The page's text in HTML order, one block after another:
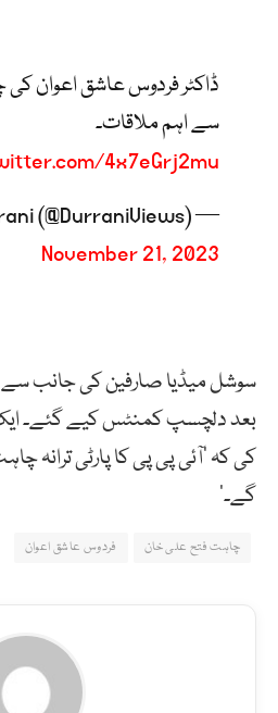
ڈاکٹر فردوس عاشق اعوان
سے اہم ملاقات۔
4x7eGrj2mu
— Salman Durrani (@DurraniViews)
November 21, 2023
سوشل میڈیا صارفین کی جانب سے
بعد دلچسپ کمنٹس کیے گئے۔
کی کہ ‘آئی پی پی کا پارٹی ترانہ
گے۔’
چاہت فتح علی خان فردوس عاشق اعوان